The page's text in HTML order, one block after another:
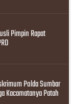
Pimpin Rapat
Polda Sumbar
Kacamatanya Patah